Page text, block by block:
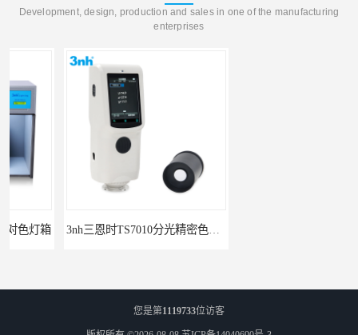
Development, design, production and sales in one of the manufacturing
enterprises
3nh三恩时TS7010分光精密色差仪 3nh三恩时基础版色差宝CR1
您是第1119733位访客